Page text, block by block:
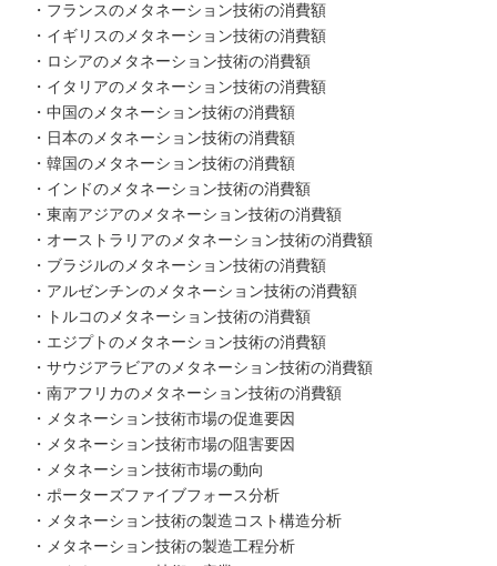
・フランスのメタネーション技術の消費額
・イギリスのメタネーション技術の消費額
・ロシアのメタネーション技術の消費額
・イタリアのメタネーション技術の消費額
・中国のメタネーション技術の消費額
・日本のメタネーション技術の消費額
・韓国のメタネーション技術の消費額
・インドのメタネーション技術の消費額
・東南アジアのメタネーション技術の消費額
・オーストラリアのメタネーション技術の消費額
・ブラジルのメタネーション技術の消費額
・アルゼンチンのメタネーション技術の消費額
・トルコのメタネーション技術の消費額
・エジプトのメタネーション技術の消費額
・サウジアラビアのメタネーション技術の消費額
・南アフリカのメタネーション技術の消費額
・メタネーション技術市場の促進要因
・メタネーション技術市場の阻害要因
・メタネーション技術市場の動向
・ポーターズファイブフォース分析
・メタネーション技術の製造コスト構造分析
・メタネーション技術の製造工程分析